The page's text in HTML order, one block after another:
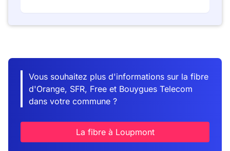
Vous souhaitez plus d'informations sur la fibre
d'Orange, SFR, Free et Bouygues Telecom
dans votre commune ?
La fibre à Loupmont